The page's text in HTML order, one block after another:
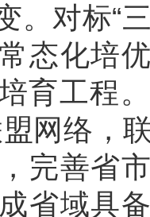
。对标“
态化培
育工程
网络，
完善省
省域具